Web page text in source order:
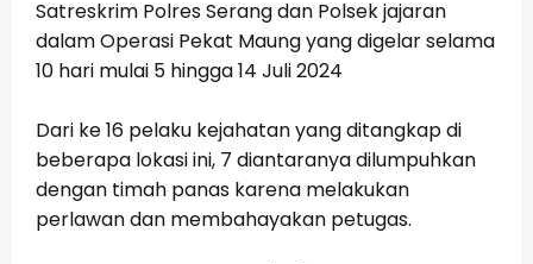
Satreskrim Polres Serang dan Polsek jajaran
dalam Operasi Pekat Maung yang digelar selama
10 hari mulai 5 hingga 14 Juli 2024
Dari ke 16 pelaku kejahatan yang ditangkap di
beberapa lokasi ini, 7 diantaranya dilumpuhkan
dengan timah panas karena melakukan
perlawan dan membahayakan petugas.